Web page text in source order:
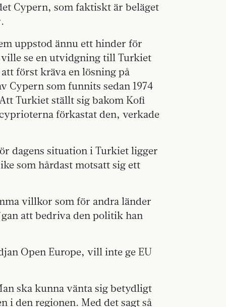
Cypern, som faktiskt är beläget
uppstod ännu ett hinder för
se en utvidgning till Turkiet
först kräva en lösning på
Cypern som funnits sedan 1974
Turkiet ställt sig bakom Kofi
förkastat den, verkade
dagens situation i Turkiet ligger
som hårdast motsatt sig ett
villkor som för andra länder
att bedriva den politik han
Open Europe, vill inte ge EU
ska kunna vänta sig betydligt
i den regionen. Med det sagt så